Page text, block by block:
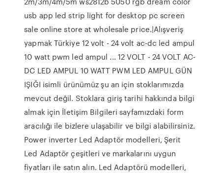
usb app led strip light for desktop pc screen
sale online store at wholesale price.|Alışveriş
yapmak Türkiye 12 volt - 24 volt ac-dc led ampul
10 watt pwm led ampul ... 12 VOLT - 24 VOLT AC-
DC LED AMPUL 10 WATT PWM LED AMPUL GÜN
IŞIĞI isimli ürünümüz şu an için stoklarımızda
mevcut değil. Stoklara giriş tarihi hakkında bilgi
almak için İletişim Bilgileri sayfamızdaki form
aracılığı ile bizlere ulaşabilir ve bilgi alabilirsiniz.
Power inverter Led Adaptör modelleri, Şerit
Led Adaptör çeşitleri ve markalarını uygun
fiyatları ile satın alın. Led Adaptörü modelleri,